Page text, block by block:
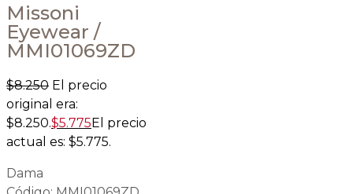
Missoni
Eyewear /
MMI01069ZD
$8.250 El precio
original era:
$8.250.$5.775El precio
actual es: $5.775.
Dama